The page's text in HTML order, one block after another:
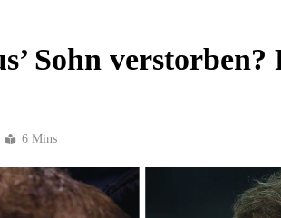
Sohn verstorben?
6 Mins